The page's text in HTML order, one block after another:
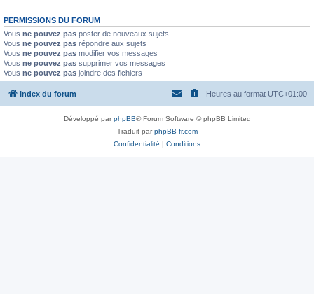
PERMISSIONS DU FORUM
Vous ne pouvez pas poster de nouveaux sujets
Vous ne pouvez pas répondre aux sujets
Vous ne pouvez pas modifier vos messages
Vous ne pouvez pas supprimer vos messages
Vous ne pouvez pas joindre des fichiers
Index du forum Heures au format UTC+01:00
Développé parphpBB® Forum Software © phpBB Limited
Traduit parphpBB-fr.com
Confidentialité | Conditions